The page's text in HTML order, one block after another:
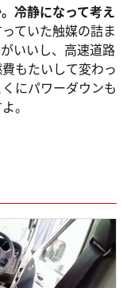
冷静になって考え
ていた触媒の詰ま
いいし、高速道路
もたいして変わっ
にパワーダウンも
。